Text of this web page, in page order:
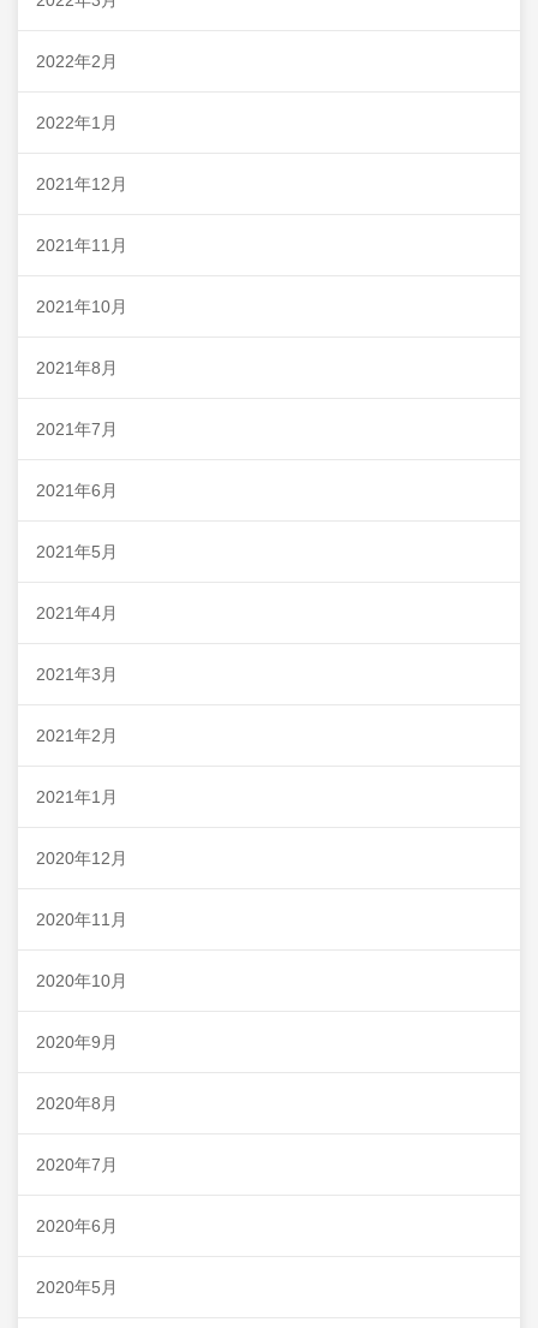
2022年2月
2022年1月
2021年12月
2021年11月
2021年10月
2021年8月
2021年7月
2021年6月
2021年5月
2021年4月
2021年3月
2021年2月
2021年1月
2020年12月
2020年11月
2020年10月
2020年9月
2020年8月
2020年7月
2020年6月
2020年5月